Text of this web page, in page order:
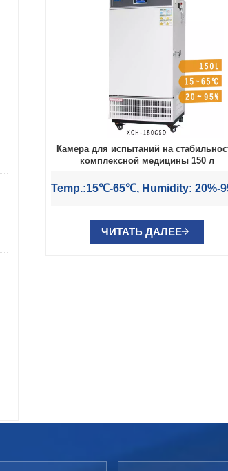
Камера для испытаний на
комплексной медицины 150 л
Temp.:15℃-65℃, Humidity: 20%-
ЧИТАТЬ ДАЛЕЕ